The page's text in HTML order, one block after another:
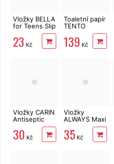
Vložky BELLA
for Teens Slip
Sensitive 20
ks
23 Kč
Toaletní papír
TENTO
Delicate
3vrstvý 24
139 Kč
Vložky CARIN
Antiseptic
Sport 9 ks
30 Kč
Vložky
ALWAYS Maxi
Night 8 ks
35Kč